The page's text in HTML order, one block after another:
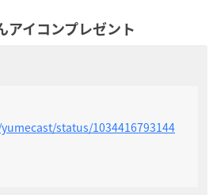
アイコンプレゼント
status/1034416793144